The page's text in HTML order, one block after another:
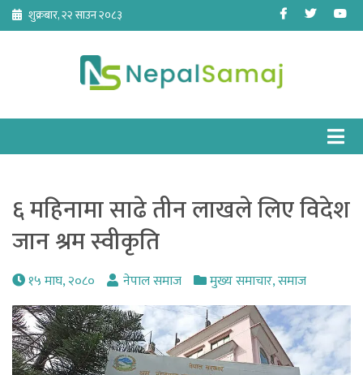
Skip
content
शुक्रबार, २२ साउन २०८३ Facebook
Twitter
६ महिनामा साढे तीन लाखले लिए विदेश
जान श्रम स्वीकृति
१५ माघ, २०८० नेपाल समाज मुख्य समाचार,समाज